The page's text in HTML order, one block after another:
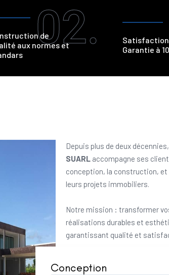
02.
de
aux normes et
Satisfaction
Garantie à
Depuis plus de deux décennies,
SUARL accompagne ses
conception, la construction, et
leurs projets immobiliers.
Notre mission : transformer
réalisations durables et
garantissant qualité et
Conception